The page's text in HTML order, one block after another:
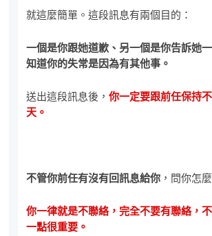
就這麼簡單。這段訊息有兩個目的：
一個是你跟她道歉、另一個是你告訴她
知道你的失常是因為有其他事。
送出這段訊息後，你一定要跟前任保持
天。
不管你前任有沒有回訊息給你 ，問你怎
你一律就是不聯絡，完全不要有聯絡，
一點很重要。